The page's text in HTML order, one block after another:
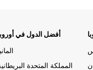
أفضل الدول في
المملكة المتحدة